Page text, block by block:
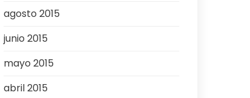
agosto 2015
junio 2015
mayo 2015
abril 2015